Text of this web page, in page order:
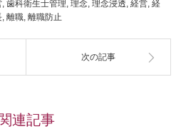
, 歯科衛生士管理, 理念, 理念浸透, 経営, 経
, 離職, 離職防止
次の記事
関連記事